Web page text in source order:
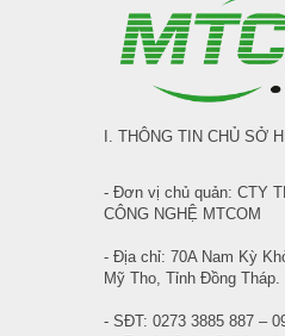
I. THÔNG TIN CHỦ SỞ
- Đơn vị chủ quản: CTY
CÔNG NGHỆ MTCOM
- Địa chỉ: 70A Nam Kỳ
Mỹ Tho, Tỉnh Đồng Tháp.
- SĐT: 0273 3885 887 –